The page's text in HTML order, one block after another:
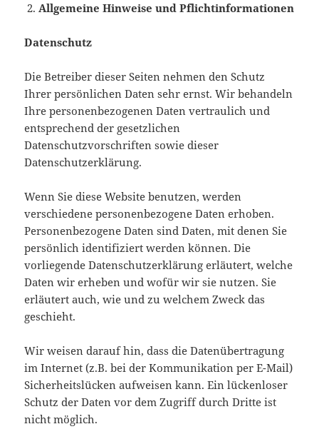
Allgemeine Hinweise und Pflichtinformationen
Datenschutz
Die Betreiber dieser Seiten nehmen den Schutz
Ihrer persönlichen Daten sehr ernst. Wir behandeln
Ihre personenbezogenen Daten vertraulich und
entsprechend der gesetzlichen
Datenschutzvorschriften sowie dieser
Datenschutzerklärung.
Wenn Sie diese Website benutzen, werden
verschiedene personenbezogene Daten erhoben.
Personenbezogene Daten sind Daten, mit denen Sie
persönlich identifiziert werden können. Die
vorliegende Datenschutzerklärung erläutert, welche
Daten wir erheben und wofür wir sie nutzen. Sie
erläutert auch, wie und zu welchem Zweck das
geschieht.
Wir weisen darauf hin, dass die Datenübertragung
im Internet (z.B. bei der Kommunikation per E-Mail)
Sicherheitslücken aufweisen kann. Ein lückenloser
Schutz der Daten vor dem Zugriff durch Dritte ist
nicht möglich.